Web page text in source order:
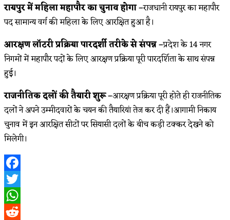
रायपुर में महिला महापौर का चुनाव होगा –राजधानी रायपुर का महापौर
पद सामान्य वर्ग की महिला के लिए आरक्षित हुआ है।
आरक्षण लॉटरी प्रक्रिया पारदर्शी तरीके से संपन्न –प्रदेश के 14 नगर
निगमों में महापौर पदों के लिए आरक्षण प्रक्रिया पूरी पारदर्शिता के साथ संपन्न
हुई।
राजनीतिक दलों की तैयारी शुरू –आरक्षण प्रक्रिया पूरी होते ही राजनीतिक
दलों ने अपने उम्मीदवारों के चयन की तैयारियां तेज कर दी हैं।आगामी निकाय
चुनाव में इन आरक्षित सीटों पर सियासी दलों के बीच कड़ी टक्कर देखने को
मिलेगी।
Facebook
Twitter
WhatsApp